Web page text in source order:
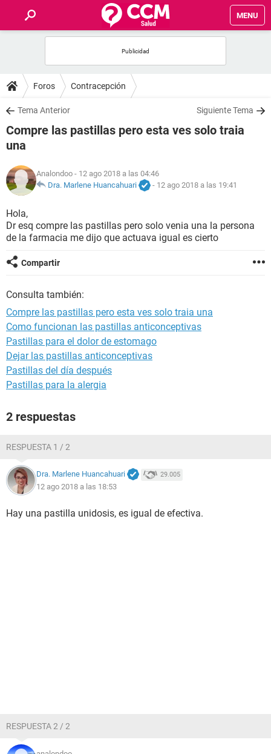
MENU
FOROS
SALUD
FAMILIA
NUTRICIÓN
SEXUALIDAD
GLOSARIO
Foros Contracepción
Tema Anterior Siguiente Tema
Compre las pastillas pero esta ves solo traia
una
Analondoo - 12 ago 2018 a las 04:46
Dra. Marlene Huancahuari
- 12 ago 2018 a las 19:41
Hola,
Dr esq compre las pastillas pero solo venia una la persona
de la farmacia me dijo que actuava igual es cierto
Compartir
Consulta también:
Compre las pastillas pero esta ves solo traia una
Como funcionan las pastillas anticonceptivas
Pastillas para el dolor de estomago
Dejar las pastillas anticonceptivas
Pastillas del día después
Pastillas para la alergia
2 respuestas
RESPUESTA 1 / 2
Dra. Marlene Huancahuari 29.005
12 ago 2018 a las 18:53
Hay una pastilla unidosis, es igual de efectiva.
RESPUESTA 2 / 2